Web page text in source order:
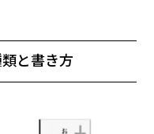
類と書き方